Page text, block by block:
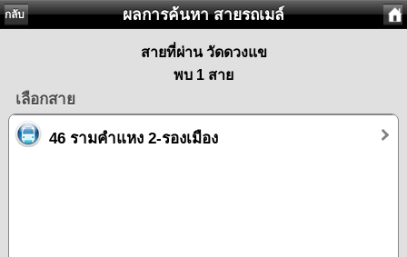
กลับ ผลการค้นหา สายรถเมล์
สายที่ผ่าน วัดดวงแข
พบ 1 สาย
เลือกสาย
46 รามคำแหง 2-รองเมือง